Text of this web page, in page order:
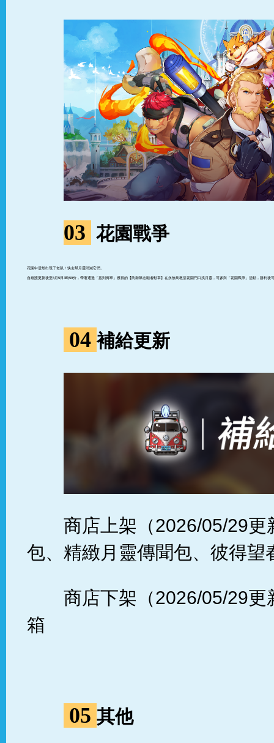
03 花園戰爭
花園中居然出現了老鼠！快去幫月靈消滅它們。
自維護更新後至6月5日3時59分，帶著通過「簽到傳單」獲得的【防衛隊志願者勳章】在永無島教堂花園門口找月靈，可參與「花園戰爭」活動，勝利後
04補給更新
商店上架（2026/05/29更
包、精緻月靈傳聞包、彼得望
商店下架（2026/05/29更
箱
05 其他